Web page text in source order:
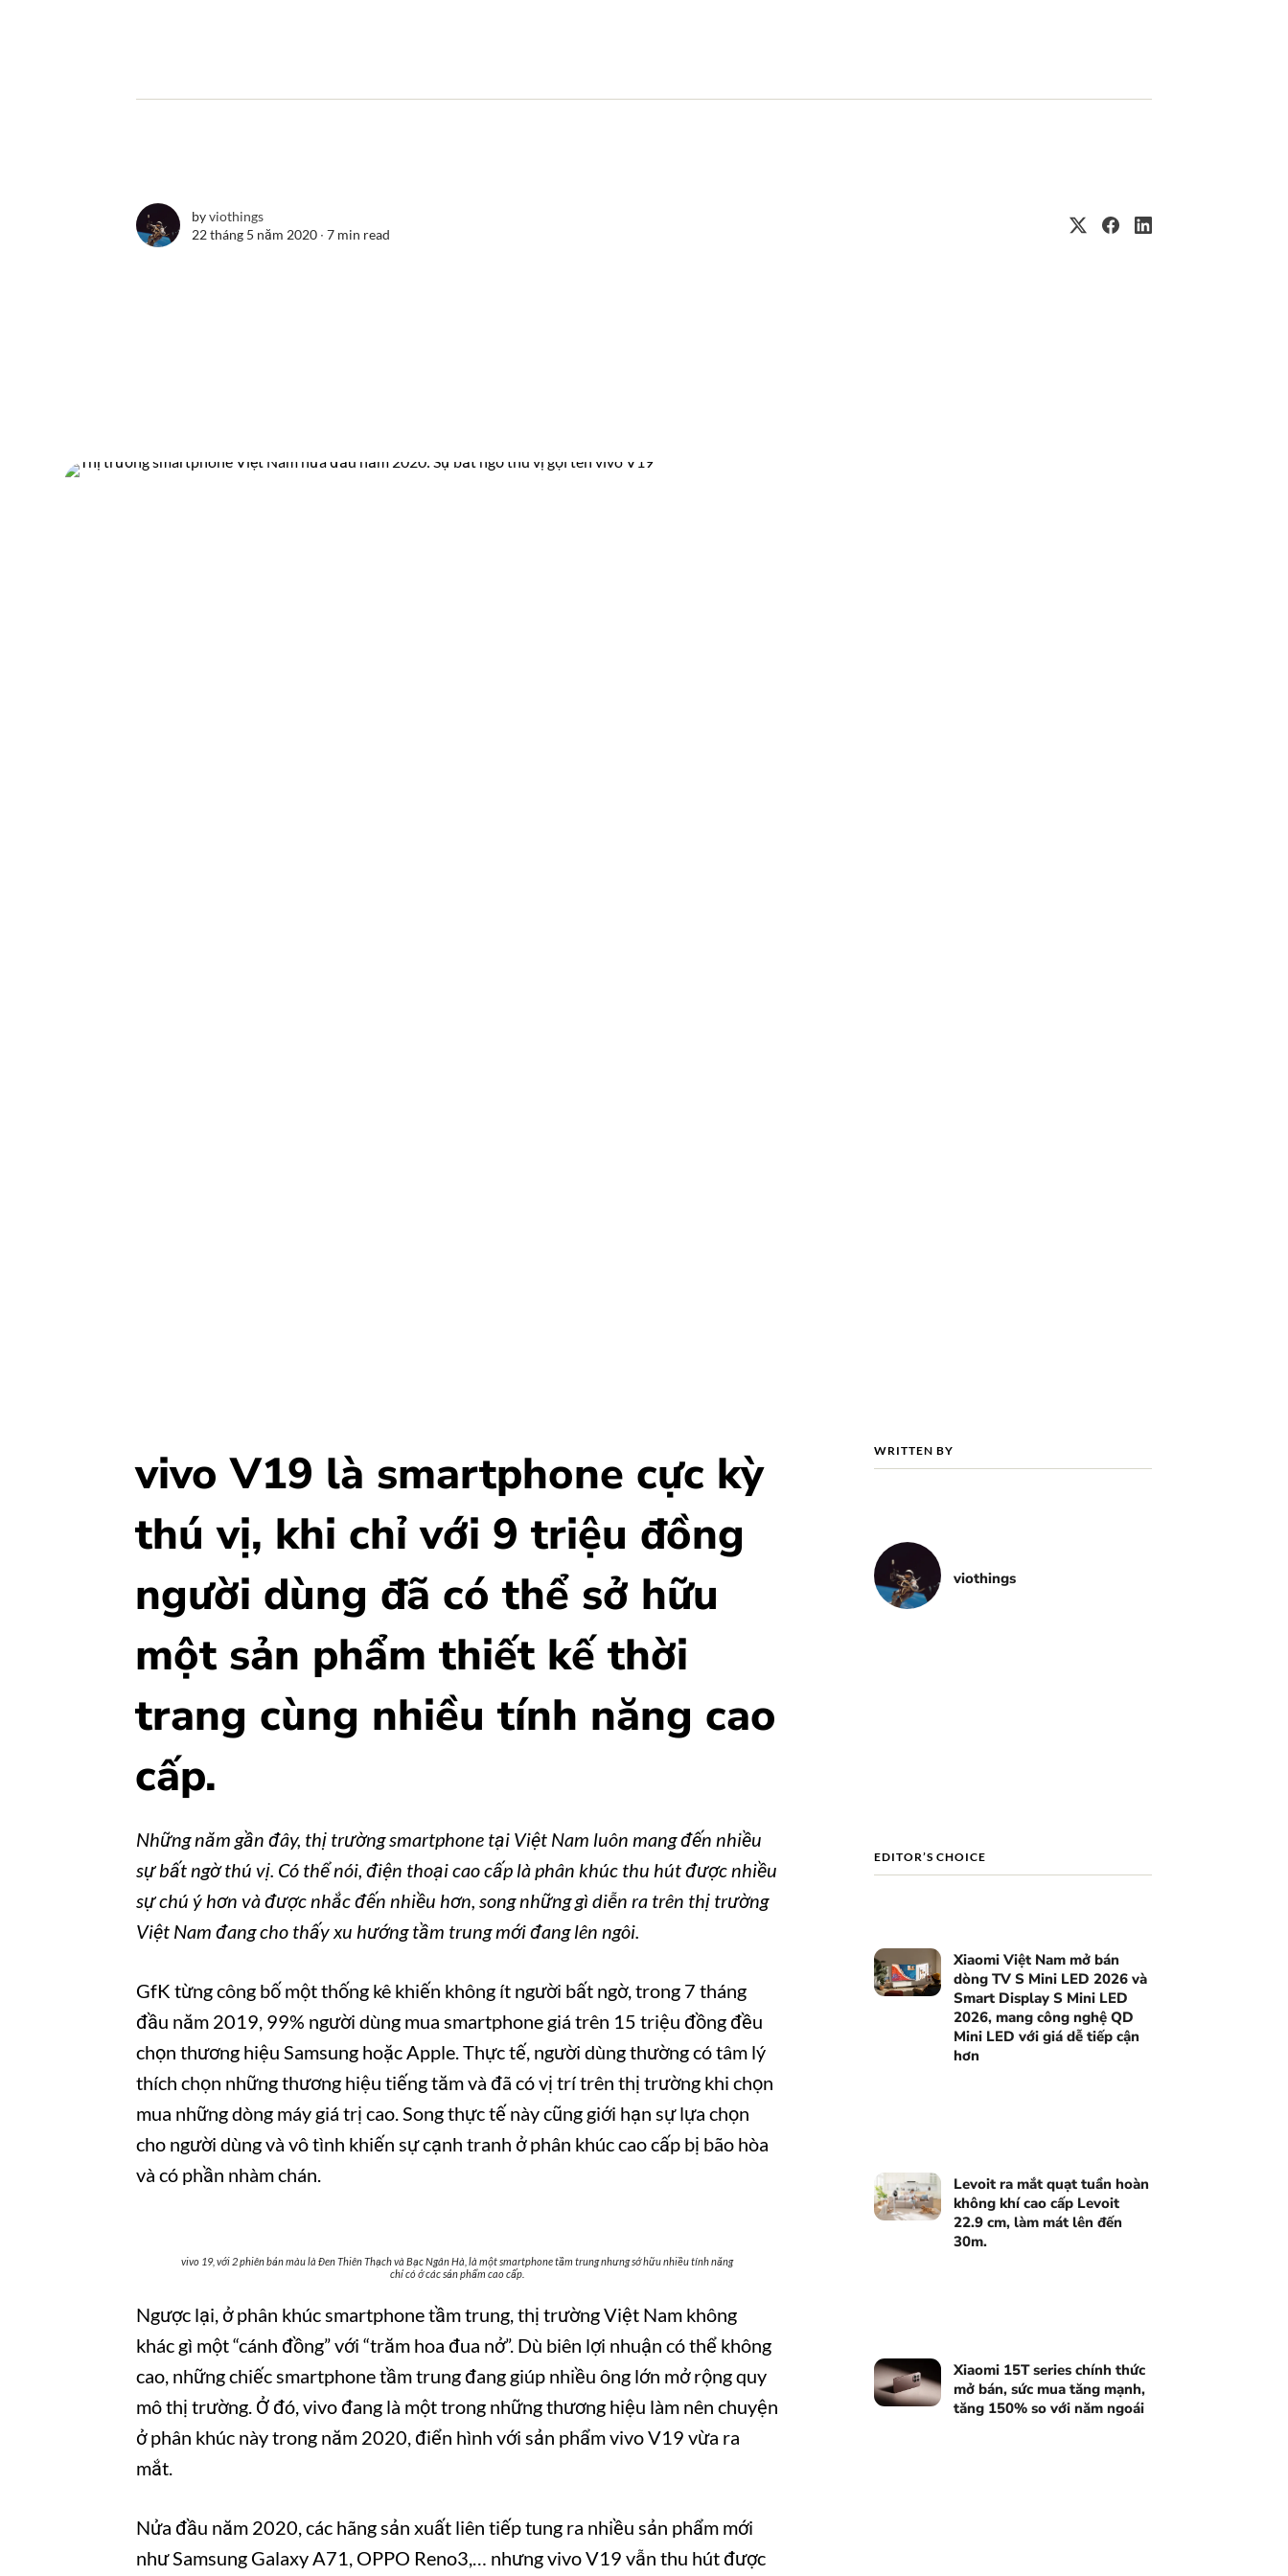
byviothings
22 tháng 5 năm 2020 ∙ 7 min read
WRITTEN BY
viothings
EDITOR’S CHOICE
Xiaomi Việt Nam mở bán
dòng TV S Mini LED 2026 và
Smart Display S Mini LED
2026, mang công nghệ QD
Mini LED với giá dễ tiếp cận
hơn
Levoit ra mắt quạt tuần hoàn
không khí cao cấp Levoit
22.9 cm, làm mát lên đến
30m.
Xiaomi 15T series chính thức
mở bán, sức mua tăng mạnh,
tăng 150% so với năm ngoái
vivo V19 là smartphone cực kỳ
thú vị, khi chỉ với 9 triệu đồng
người dùng đã có thể sở hữu
một sản phẩm thiết kế thời
trang cùng nhiều tính năng cao
cấp.
Những năm gần đây, thị trường smartphone tại Việt Nam luôn mang đến nhiều
sự bất ngờ thú vị. Có thể nói, điện thoại cao cấp là phân khúc thu hút được nhiều
sự chú ý hơn và được nhắc đến nhiều hơn, song những gì diễn ra trên thị trường
Việt Nam đang cho thấy xu hướng tầm trung mới đang lên ngôi.
GfK từng công bố một thống kê khiến không ít người bất ngờ, trong 7 tháng
đầu năm 2019, 99% người dùng mua smartphone giá trên 15 triệu đồng đều
chọn thương hiệu Samsung hoặc Apple. Thực tế, người dùng thường có tâm lý
thích chọn những thương hiệu tiếng tăm và đã có vị trí trên thị trường khi chọn
mua những dòng máy giá trị cao. Song thực tế này cũng giới hạn sự lựa chọn
cho người dùng và vô tình khiến sự cạnh tranh ở phân khúc cao cấp bị bão hòa
và có phần nhàm chán.
vivo 19, với 2 phiên bản màu là Đen Thiên Thạch và Bạc Ngân Hà, là một smartphone tầm trung nhưng sở hữu nhiều tính năng
chỉ có ở các sản phẩm cao cấp.
Ngược lại, ở phân khúc smartphone tầm trung, thị trường Việt Nam không
khác gì một “cánh đồng” với “trăm hoa đua nở”. Dù biên lợi nhuận có thể không
cao, những chiếc smartphone tầm trung đang giúp nhiều ông lớn mở rộng quy
mô thị trường. Ở đó, vivo đang là một trong những thương hiệu làm nên chuyện
ở phân khúc này trong năm 2020, điển hình với sản phẩm vivo V19 vừa ra
mắt.
Nửa đầu năm 2020, các hãng sản xuất liên tiếp tung ra nhiều sản phẩm mới
như Samsung Galaxy A71, OPPO Reno3,… nhưng vivo V19 vẫn thu hút được